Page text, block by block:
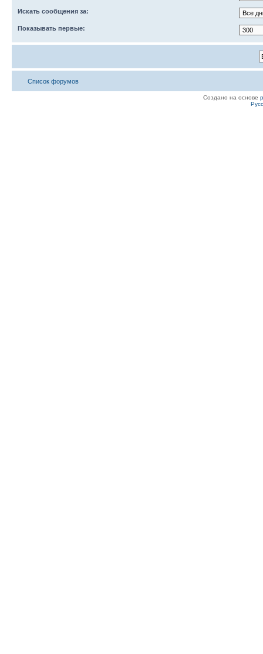
Искать сообщения за:
Показывать первые:
Список форумов
Создано на основе